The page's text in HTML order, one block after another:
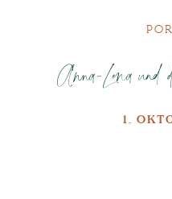
Anna-Lena und
1.